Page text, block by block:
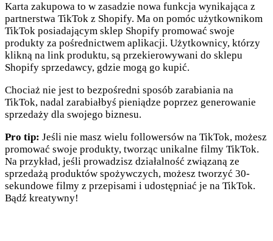
Karta zakupowa to w zasadzie nowa funkcja wynikająca z
partnerstwa TikTok z Shopify. Ma on pomóc użytkownikom
TikTok posiadającym sklep Shopify promować swoje
produkty za pośrednictwem aplikacji. Użytkownicy, którzy
klikną na link produktu, są przekierowywani do sklepu
Shopify sprzedawcy, gdzie mogą go kupić.
Chociaż nie jest to bezpośredni sposób zarabiania na
TikTok, nadal zarabiałbyś pieniądze poprzez generowanie
sprzedaży dla swojego biznesu.
Pro tip: Jeśli nie masz wielu followersów na TikTok, możesz
promować swoje produkty, tworząc unikalne filmy TikTok.
Na przykład, jeśli prowadzisz działalność związaną ze
sprzedażą produktów spożywczych, możesz tworzyć 30-
sekundowe filmy z przepisami i udostępniać je na TikTok.
Bądź kreatywny!